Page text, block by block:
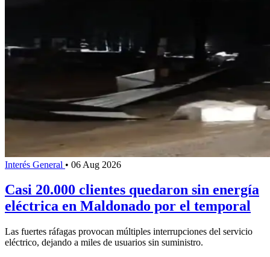
Interés General • 06 Aug 2026
Casi 20.000 clientes quedaron sin energía
eléctrica en Maldonado por el temporal
Las fuertes ráfagas provocan múltiples interrupciones del servicio
eléctrico, dejando a miles de usuarios sin suministro.